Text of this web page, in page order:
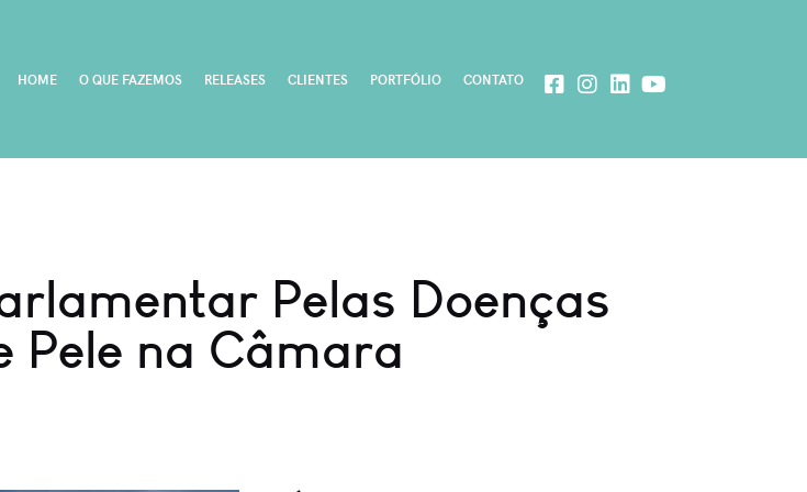
HOME O QUE FAZEMOS RELEASES CLIENTES PORTFÓLIO CONTATO
Pelas Doenças
Pele na Câmara